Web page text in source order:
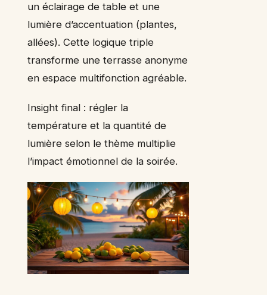
un éclairage de table et une
lumière d’accentuation (plantes,
allées). Cette logique triple
transforme une terrasse anonyme
en espace multifonction agréable.
Insight final : régler la
température et la quantité de
lumière selon le thème multiplie
l’impact émotionnel de la soirée.